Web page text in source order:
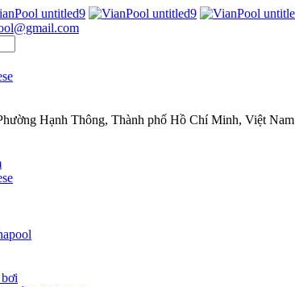
Hạnh Thông, Thành phố Hồ Chí Minh, Việt Nam